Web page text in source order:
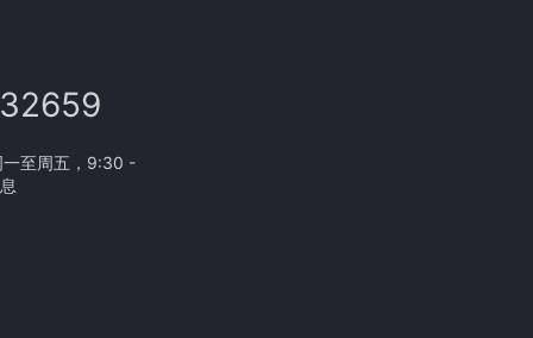
一至周五，9:30 -